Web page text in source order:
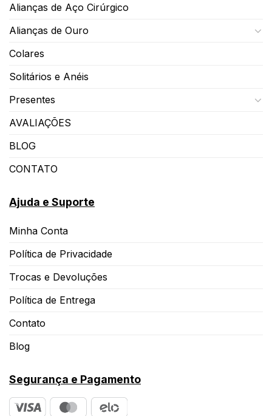
Alianças de Aço Cirúrgico
Alianças de Ouro
Colares
Solitários e Anéis
Presentes
AVALIAÇÕES
BLOG
CONTATO
Ajuda e Suporte
Minha Conta
Política de Privacidade
Trocas e Devoluções
Política de Entrega
Contato
Blog
Segurança e Pagamento